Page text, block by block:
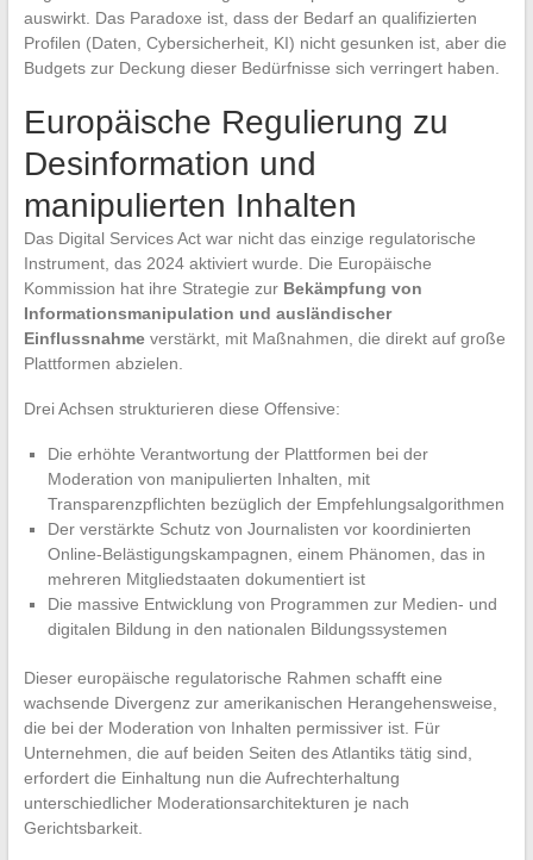
auswirkt. Das Paradoxe ist, dass der Bedarf an qualifizierten
Profilen (Daten, Cybersicherheit, KI) nicht gesunken ist, aber die
Budgets zur Deckung dieser Bedürfnisse sich verringert haben.
Europäische Regulierung zu
Desinformation und
manipulierten Inhalten
Das Digital Services Act war nicht das einzige regulatorische
Instrument, das 2024 aktiviert wurde. Die Europäische
Kommission hat ihre Strategie zur Bekämpfung von
Informationsmanipulation und ausländischer
Einflussnahmeverstärkt, mit Maßnahmen, die direkt auf große
Plattformen abzielen.
Drei Achsen strukturieren diese Offensive:
Die erhöhte Verantwortung der Plattformen bei der
Moderation von manipulierten Inhalten, mit
Transparenzpflichten bezüglich der Empfehlungsalgorithmen
Der verstärkte Schutz von Journalisten vor koordinierten
Online-Belästigungskampagnen, einem Phänomen, das in
mehreren Mitgliedstaaten dokumentiert ist
Die massive Entwicklung von Programmen zur Medien- und
digitalen Bildung in den nationalen Bildungssystemen
Dieser europäische regulatorische Rahmen schafft eine
wachsende Divergenz zur amerikanischen Herangehensweise,
die bei der Moderation von Inhalten permissiver ist. Für
Unternehmen, die auf beiden Seiten des Atlantiks tätig sind,
erfordert die Einhaltung nun die Aufrechterhaltung
unterschiedlicher Moderationsarchitekturen je nach
Gerichtsbarkeit.